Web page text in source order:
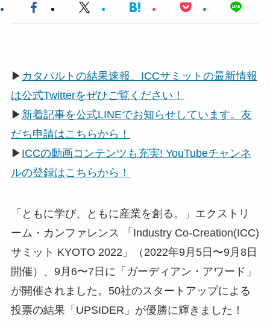
▶ カタパルトの結果速報、ICCサミットの最新情報
は公式Twitterをぜひご覧ください！
▶ 新着記事を公式LINEでお知らせしています。友
だち申請はこちらから！
▶ ICCの動画コンテンツも充実! YouTubeチャンネ
ルの登録はこちらから！
「ともに学び、ともに産業を創る。」エクストリ
ーム・カンファレンス 「Industry Co­-Creation(ICC)
サミット KYOTO 2022」（2022年9月5日〜9月8日
開催）、9月6〜7日に「ガーディアン・アワード」
が開催されました。50社のスタートアップによる
投票の結果「UPSIDER」が優勝に輝きました！